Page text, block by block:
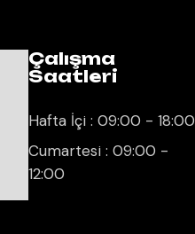
Çalışma
Saatleri
Hafta İçi : 09:00 - 18:00
Cumartesi : 09:00 -
12:00